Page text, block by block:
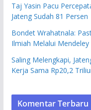
Taj Yasin Pacu
Jateng Sudah 81 Persen
Bondet Wrahatnala:
Ilmiah Melalui
Saling Melengkapi,
Kerja Sama Rp20,2
Komentar Terbaru